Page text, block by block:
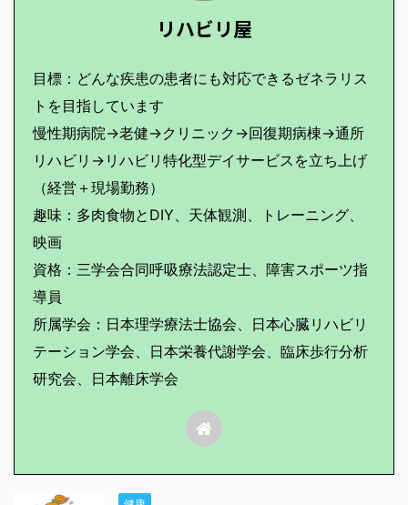
リハビリ屋
目標：どんな疾患の患者にも対応できるゼネラリス
トを目指しています
慢性期病院→老健→クリニック→回復期病棟→通所
リハビリ→リハビリ特化型デイサービスを立ち上げ
（経営＋現場勤務）
趣味：多肉食物とDIY、天体観測、トレーニング、
映画
資格：三学会合同呼吸療法認定士、障害スポーツ指
導員
所属学会：日本理学療法士協会、日本心臓リハビリ
テーション学会、日本栄養代謝学会、臨床歩行分析
研究会、日本離床学会